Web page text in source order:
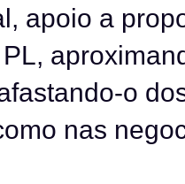
apoio a
o
nas